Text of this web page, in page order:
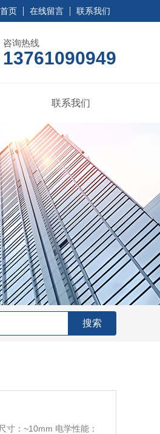
页 在线留言 联系我们
咨询热线
13761090949
联系我们
寸：~10mm 电学性能：